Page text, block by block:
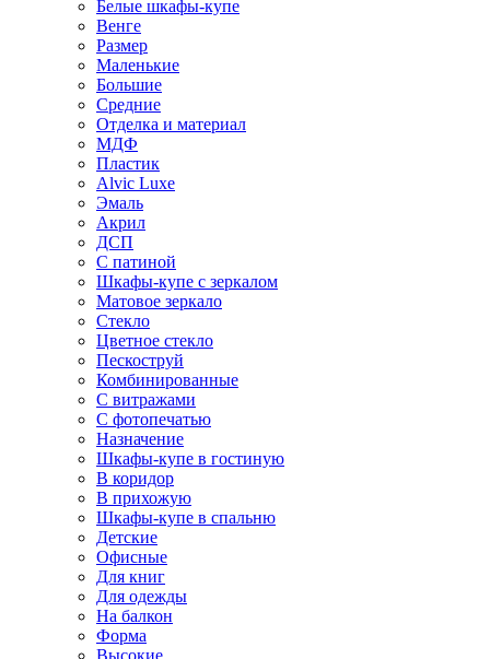
Белые шкафы-купе
Венге
Размер
Маленькие
Большие
Средние
Отделка и материал
МДФ
Пластик
Alvic Luxe
Эмаль
Акрил
ДСП
С патиной
Шкафы-купе с зеркалом
Матовое зеркало
Стекло
Цветное стекло
Пескоструй
Комбинированные
С витражами
С фотопечатью
Назначение
Шкафы-купе в гостиную
В коридор
В прихожую
Шкафы-купе в спальню
Детские
Офисные
Для книг
Для одежды
На балкон
Форма
Высокие